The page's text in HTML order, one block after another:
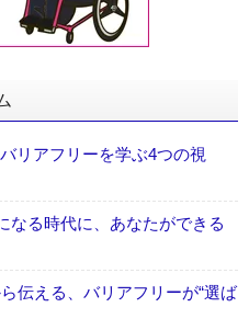
リアフリーを学ぶ4つの視
なる時代に、あなたができる
伝える、バリアフリーが“選ば